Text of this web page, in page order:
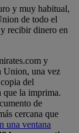
y muy habitual,
de todo el
recibir dinero en
y
Union, una vez
del
la imprima.
de
cercana que
una ventana